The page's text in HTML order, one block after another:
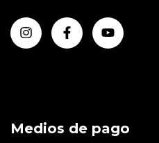
Medios de pago